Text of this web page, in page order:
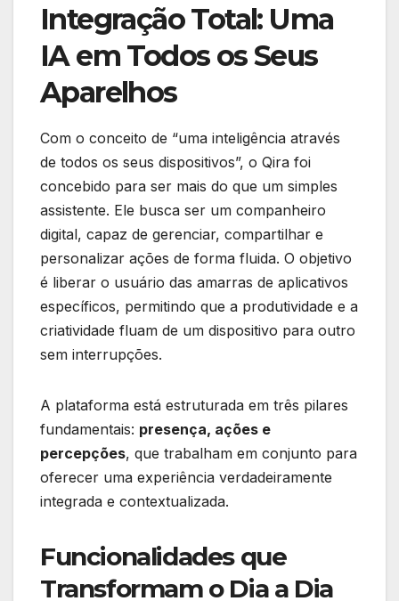
Integração Total: Uma
IA em Todos os Seus
Aparelhos
Com o conceito de “uma inteligência através
de todos os seus dispositivos”, o Qira foi
concebido para ser mais do que um simples
assistente. Ele busca ser um companheiro
digital, capaz de gerenciar, compartilhar e
personalizar ações de forma fluida. O objetivo
é liberar o usuário das amarras de aplicativos
específicos, permitindo que a produtividade e a
criatividade fluam de um dispositivo para outro
sem interrupções.
A plataforma está estruturada em três pilares
fundamentais: presença, ações e
percepções, que trabalham em conjunto para
oferecer uma experiência verdadeiramente
integrada e contextualizada.
Funcionalidades que
Transformam o Dia a Dia